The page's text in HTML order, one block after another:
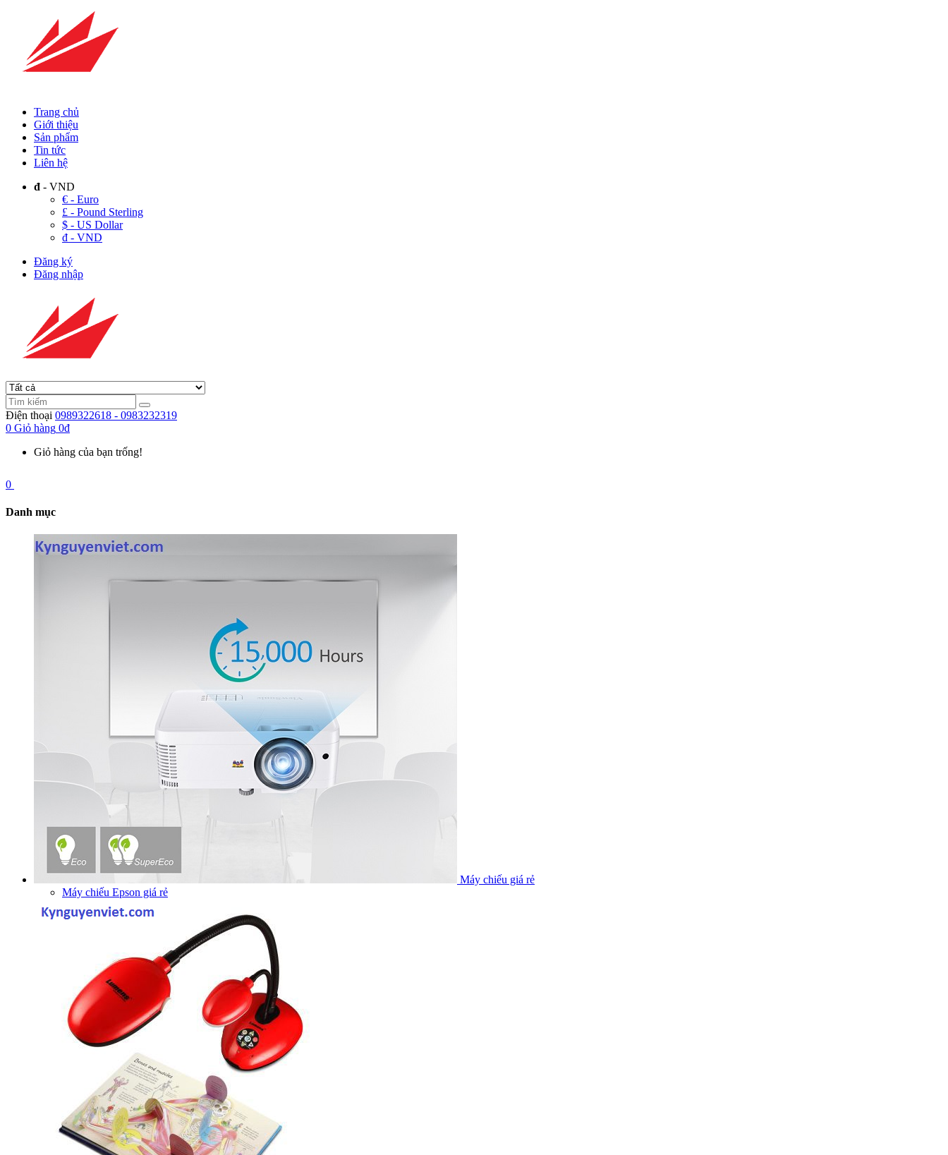
Trang chủ
Giới thiệu
Sản phẩm
Tin tức
Liên hệ
đ - VND
€ - Euro
£ - Pound Sterling
$ - US Dollar
đ - VND
Đăng ký
Đăng nhập
Điện thoại 0989322618 - 0983232319
0 Giỏ hàng 0đ
Giỏ hàng của bạn trống!
0
Danh mục
Máy chiếu giá rẻ
Máy chiếu Epson giá rẻ